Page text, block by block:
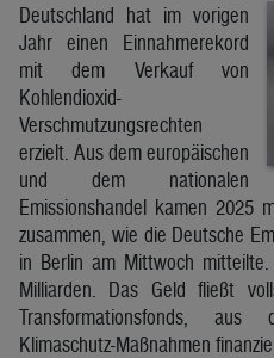
Deutschland hat im vorigen
Jahr einen Einnahmerekord
mit dem Verkauf von
Kohlendioxid-
Verschmutzungsrechten
erzielt. Aus dem europäischen
und dem nationalen
Emissionshandel kamen 2025
zusammen, wie die Deutsche
in Berlin am Mittwoch
Milliarden. Das Geld fließt
Transformationsfonds, aus
Klimaschutz-Maßnahmen